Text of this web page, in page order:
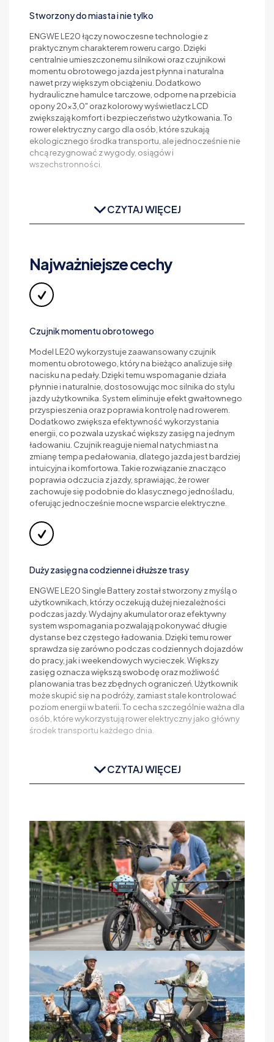
Stworzony do miasta i nie tylko
ENGWE LE20 łączy nowoczesne technologie z
praktycznym charakterem roweru cargo. Dzięki
centralnie umieszczonemu silnikowi oraz czujnikowi
momentu obrotowego jazda jest płynna i naturalna
nawet przy większym obciążeniu. Dodatkowo
hydrauliczne hamulce tarczowe, odporne na przebicia
opony 20x3,0" oraz kolorowy wyświetlacz LCD
zwiększają komfort i bezpieczeństwo użytkowania. To
rower elektryczny cargo dla osób, które szukają
ekologicznego środka transportu, ale jednocześnie nie
chcą rezygnować z wygody, osiągów i
wszechstronności.
CZYTAJ WIĘCEJ
Najważniejsze cechy
Czujnik momentu obrotowego
Model LE20 wykorzystuje zaawansowany czujnik
momentu obrotowego, który na bieżąco analizuje siłę
nacisku na pedały. Dzięki temu wspomaganie działa
płynnie i naturalnie, dostosowując moc silnika do stylu
jazdy użytkownika. System eliminuje efekt gwałtownego
przyspieszenia oraz poprawia kontrolę nad rowerem.
Dodatkowo zwiększa efektywność wykorzystania
energii, co pozwala uzyskać większy zasięg na jednym
ładowaniu. Czujnik reaguje niemal natychmiast na
zmianę tempa pedałowania, dlatego jazda jest bardziej
intuicyjna i komfortowa. Takie rozwiązanie znacząco
poprawia odczucia z jazdy, sprawiając, że rower
zachowuje się podobnie do klasycznego jednośladu,
oferując jednocześnie mocne wsparcie elektryczne.
Duży zasięg na codzienne i dłuższe trasy
ENGWE LE20 Single Battery został stworzony z myślą o
użytkownikach, którzy oczekują dużej niezależności
podczas jazdy. Wydajny akumulator oraz efektywny
system wspomagania pozwalają pokonywać długie
dystanse bez częstego ładowania. Dzięki temu rower
sprawdza się zarówno podczas codziennych dojazdów
do pracy, jak i weekendowych wycieczek. Większy
zasięg oznacza większą swobodę oraz możliwość
planowania tras bez zbędnych ograniczeń. Użytkownik
może skupić się na podróży, zamiast stale kontrolować
poziom energii w baterii. To cecha szczególnie ważna dla
osób, które wykorzystują rower elektryczny jako główny
środek transportu każdego dnia.
CZYTAJ WIĘCEJ